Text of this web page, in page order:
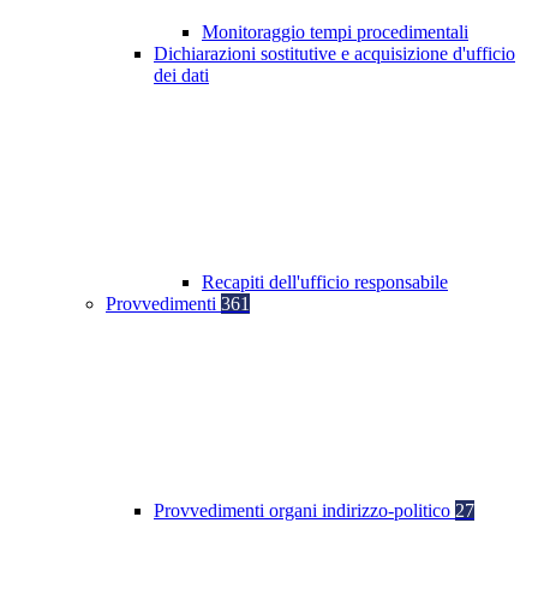
Monitoraggio tempi procedimentali
Dichiarazioni sostitutive e acquisizione d'ufficio
dei dati
Recapiti dell'ufficio responsabile
Provvedimenti 361
Provvedimenti organi indirizzo-politico 27